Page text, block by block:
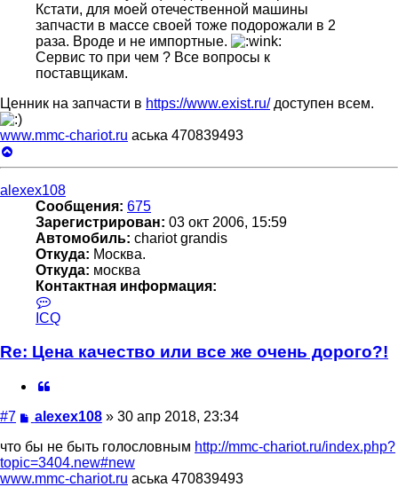
Кстати, для моей отечественной машины
запчасти в массе своей тоже подорожали в 2
раза. Вроде и не импортные.
Сервис то при чем ? Все вопросы к
поставщикам.
Ценник на запчасти в https://www.exist.ru/доступен всем.
www.mmc-chariot.ru аська 470839493
к
началу
alexex108
Сообщения: 675
Зарегистрирован: 03 окт 2006, 15:59
Автомобиль: chariot grandis
Откуда: Москва.
Откуда: москва
Контактная информация:
информация
alexex108
ICQ
Re: Цена качество или все же очень дорого?!
#7 Сообщение
alexex108» 30 апр 2018, 23:34
что бы не быть голословным http://mmc-chariot.ru/index.php?
topic=3404.new#new
www.mmc-chariot.ru аська 470839493